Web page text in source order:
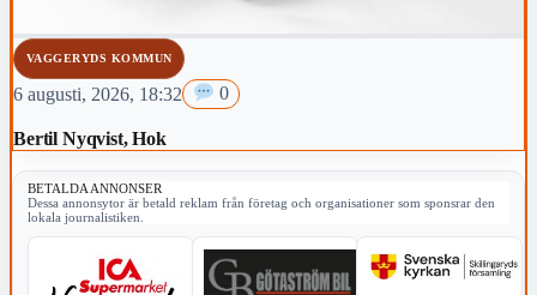
VAGGERYDS KOMMUN
6 augusti, 2026, 18:32 0
Bertil Nyqvist, Hok
BETALDA ANNONSER
Dessa annonsytor är betald reklam från företag och organisationer som sponsrar den
lokala journalistiken.